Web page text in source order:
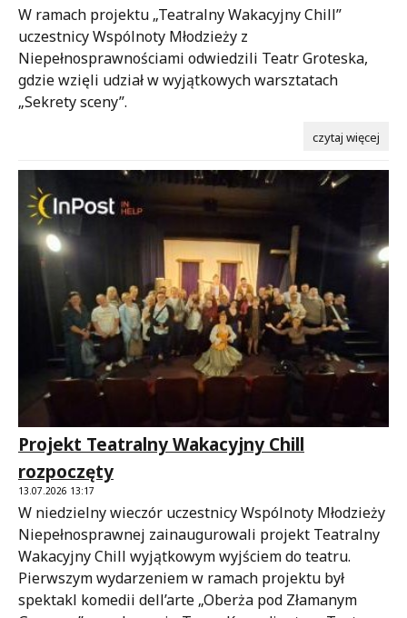
W ramach projektu „Teatralny Wakacyjny Chill”
uczestnicy Wspólnoty Młodzieży z
Niepełnosprawnościami odwiedzili Teatr Groteska,
gdzie wzięli udział w wyjątkowych warsztatach
„Sekrety sceny”.
czytaj więcej
Projekt Teatralny Wakacyjny Chill
rozpoczęty
13.07.2026 13:17
W niedzielny wieczór uczestnicy Wspólnoty Młodzieży
Niepełnosprawnej zainaugurowali projekt Teatralny
Wakacyjny Chill wyjątkowym wyjściem do teatru.
Pierwszym wydarzeniem w ramach projektu był
spektakl komedii dell’arte „Oberża pod Złamanym